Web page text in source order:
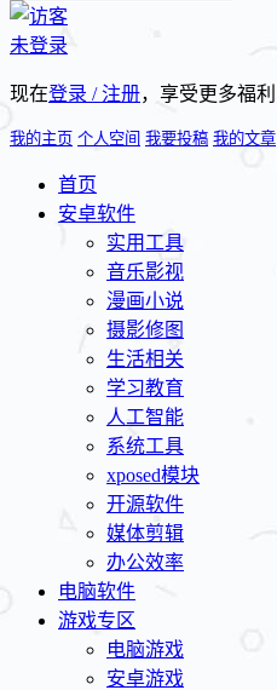
未登录
现在登录 / 注册，享受更多福利
我的主页 个人空间 我要投稿 我的文章
首页
安卓软件
实用工具
音乐影视
漫画小说
摄影修图
生活相关
学习教育
人工智能
系统工具
xposed模块
开源软件
媒体剪辑
办公效率
电脑软件
游戏专区
电脑游戏
安卓游戏